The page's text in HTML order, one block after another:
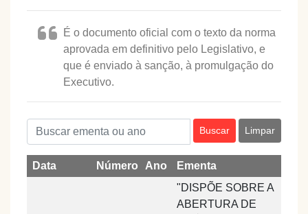
É o documento oficial com o texto da norma
aprovada em definitivo pelo Legislativo, e
que é enviado à sanção, à promulgação do
Executivo.
Buscar Limpar
Data Número Ano Ementa
"DISPÕE SOBRE A
ABERTURA DE